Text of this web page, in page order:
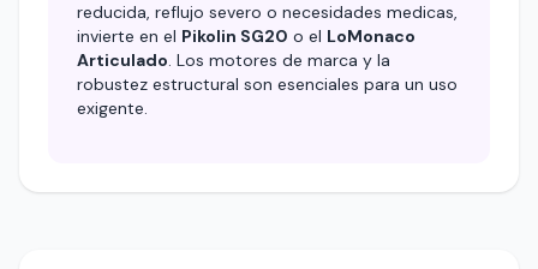
reducida, reflujo severo o necesidades medicas,
invierte en el Pikolin SG20 o el LoMonaco
Articulado. Los motores de marca y la
robustez estructural son esenciales para un uso
exigente.